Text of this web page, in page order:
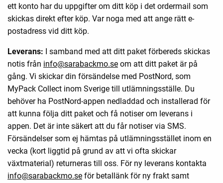
ett konto har du uppgifter om ditt köp i det ordermail som
skickas direkt efter köp. Var noga med att ange rätt e-
postadress vid ditt köp.
Leverans: I samband med att ditt paket förbereds skickas
notis från info@sarabackmo.se om att ditt paket är på
gång. Vi skickar din försändelse med PostNord, som
MyPack Collect inom Sverige till utlämningsställe. Du
behöver ha PostNord-appen nedladdad och installerad för
att kunna följa ditt paket och få notiser om leverans i
appen. Det är inte säkert att du får notiser via SMS.
Försändelser som ej hämtas på utlämningsstället inom en
vecka (kort liggtid på grund av att vi ofta skickar
växtmaterial) returneras till oss. För ny leverans kontakta
info@sarabackmo.se för betallänk för ny frakt samt